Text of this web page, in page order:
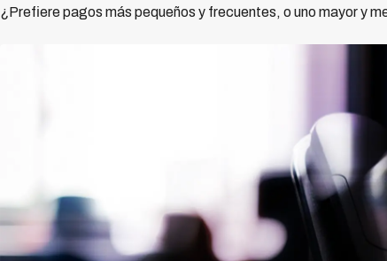
¿Prefiere pagos más pequeños y frecuentes, o uno mayor y